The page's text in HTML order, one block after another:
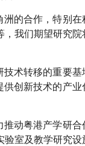
的合作，特别在
，我们期望研究院
术转移的重要基
创新技术的产业
动粤港产学研合
室及教学研究设